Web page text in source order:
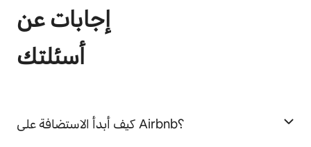
إجابات عن
أسئلتك
كيف أبدأ الاستضافة على Airbnb؟